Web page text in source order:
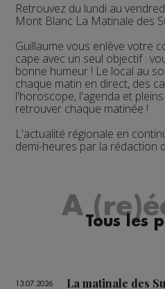
Retrouvez du lundi au
Mont Blanc La Matinale des
Guillaume vous enlève votre
cape avec un seul objectif :
bonne humeur ! Le local au
chaque matin en direct, des
l'horoscope, l'agenda et
retrouver chaque matinée !
L'actualité régionale en
demi-heures par la rédaction
A
Tous les
13.07.2026